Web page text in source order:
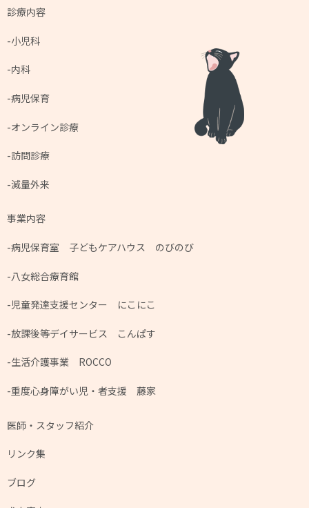
診療内容
小児科
内科
病児保育
オンライン診療
訪問診療
減量外来
事業内容
病児保育室 子どもケアハウス のびのび
八女総合療育館
児童発達支援センター にこにこ
放課後等デイサービス こんぱす
生活介護事業 ROCCO
重度心身障がい児・者支援 藤家
医師・スタッフ紹介
リンク集
ブログ